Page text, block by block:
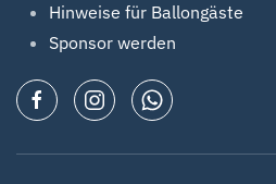
Hinweise für Ballongäste
Sponsor werden